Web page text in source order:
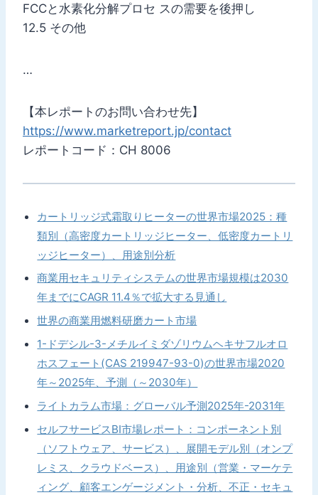
FCCと水素化分解プロセ スの需要を後押し
12.5 その他
…
【本レポートのお問い合わせ先】
https://www.marketreport.jp/contact
レポートコード：CH 8006
カートリッジ式霜取りヒーターの世界市場2025：種
類別（高密度カートリッジヒーター、低密度カートリ
ッジヒーター）、用途別分析
商業用セキュリティシステムの世界市場規模は2030
年までにCAGR 11.4％で拡大する見通し
世界の商業用燃料研磨カート市場
1-ドデシル-3-メチルイミダゾリウムヘキサフルオロ
ホスフェート(CAS 219947-93-0)の世界市場2020
年～2025年、予測（～2030年）
ライトカラム市場：グローバル予測2025年-2031年
セルフサービスBI市場レポート：コンポーネント別
（ソフトウェア、サービス）、展開モデル別（オンプ
レミス、クラウドベース）、用途別（営業・マーケテ
ィング、顧客エンゲージメント・分析、不正・セキュ